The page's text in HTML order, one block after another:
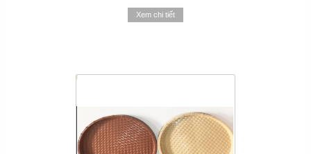
Xem chi tiết